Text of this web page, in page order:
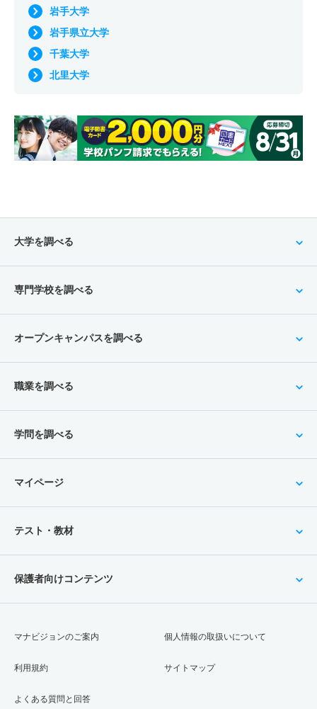
岩手大学
岩手県立大学
千葉大学
北里大学
大学を調べる
専門学校を調べる
オープンキャンパスを調べる
職業を調べる
学問を調べる
マイページ
テスト・教材
保護者向けコンテンツ
マナビジョンのご案内
利用規約
よくある質問と回答
個人情報の取扱いについて
サイトマップ